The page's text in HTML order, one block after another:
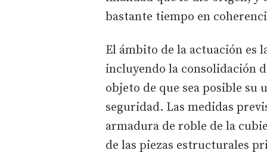
bastante tiempo en
El ámbito de la actuación es
incluyendo la consolidación
objeto de que sea posible
seguridad. Las medidas
armadura de roble de la
de las piezas estructurales